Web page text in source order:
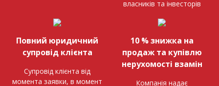
власників та інвесторів
Повний юридичний
супровід клієнта
Супровід клієнта від
момента заявки, в момент
10 % знижка на
продаж та купівлю
нерухомості взамін
Компанія надає